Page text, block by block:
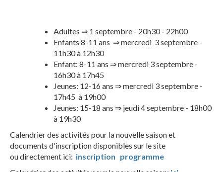
Adultes ⇒ 1 septembre - 20h30 - 22h00
Enfants 8-11 ans ⇒ mercredi 3 septembre -
11h30 à 12h30
Enfant: 8-11 ans ⇒ mercredi 3 septembre -
16h30 à 17h45
Jeunes: 12-16 ans ⇒ mercredi 3 septembre -
17h45 à 19h00
Jeunes: 15-18 ans ⇒ jeudi 4 septembre - 18h00
à 19h30
Calendrier des activités pour la nouvelle saison et
documents d'inscription disponibles sur le site
ou directement ici: inscription programme